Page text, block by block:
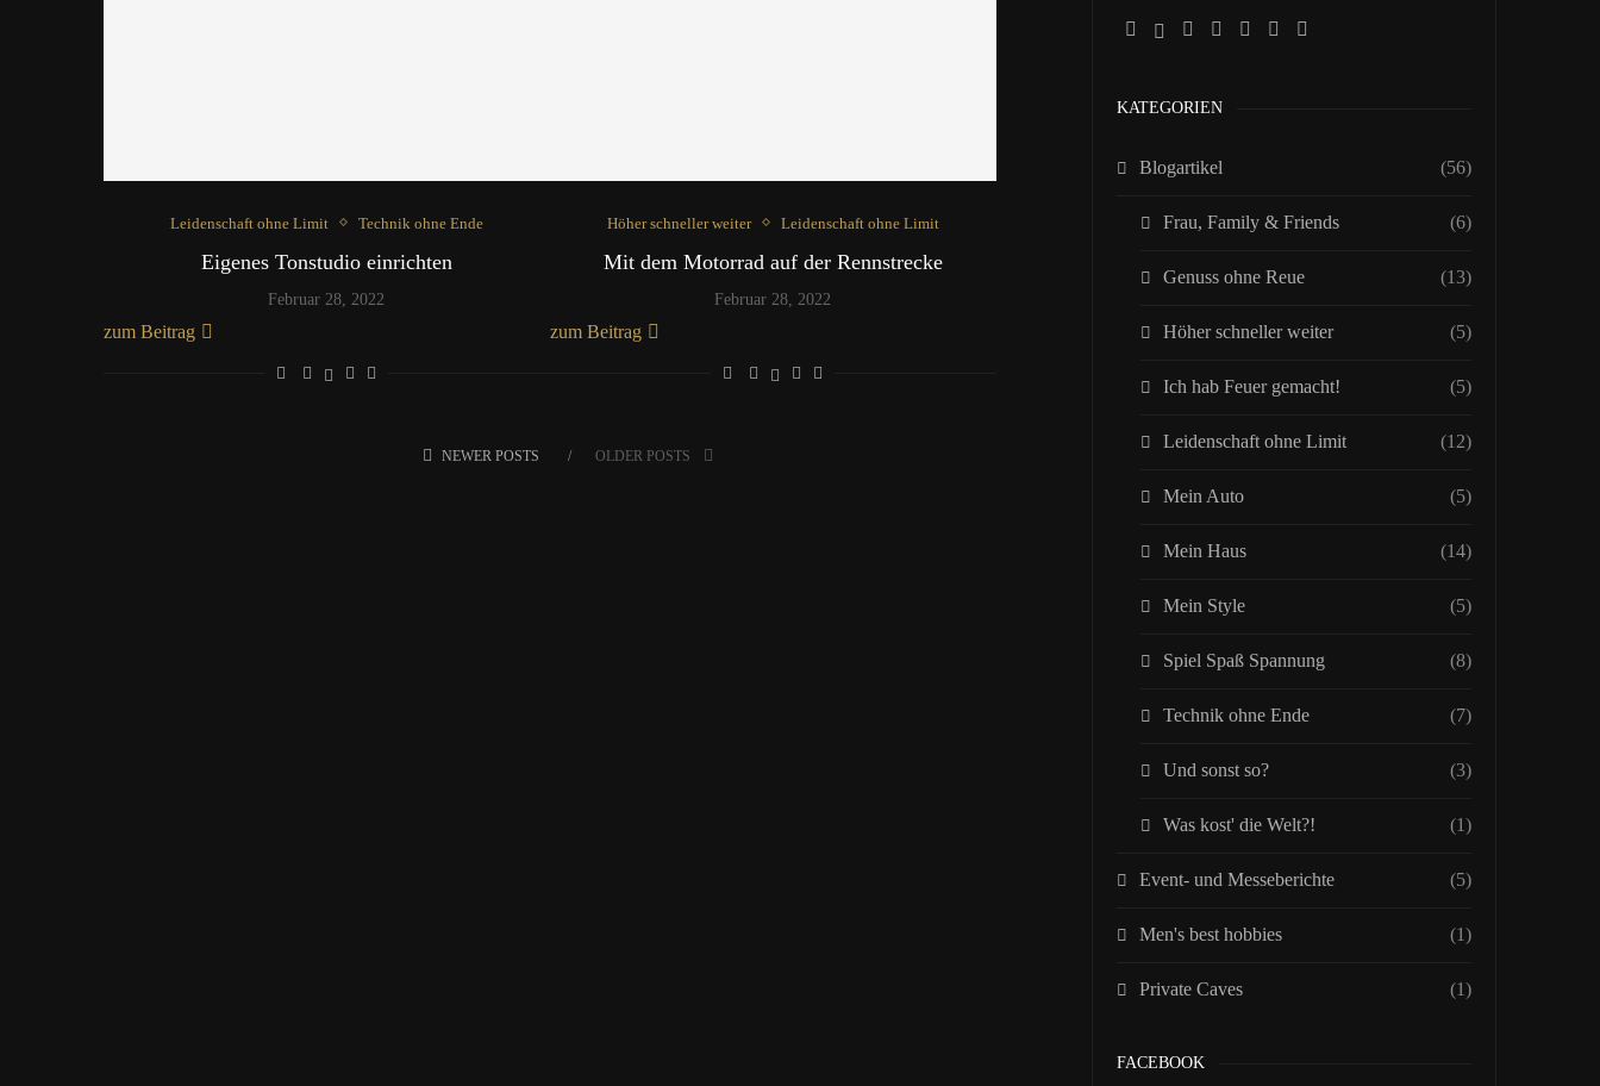
Leidenschaft ohne Limit Technik ohne Ende
Eigenes Tonstudio einrichten
Februar 28, 2022
zum Beitrag
Höher schneller weiter Leidenschaft ohne Limit
Mit dem Motorrad auf der Rennstrecke
Februar 28, 2022
zum Beitrag
NEWER POSTS OLDER POSTS
KATEGORIEN
Blogartikel (56)
Frau, Family & Friends (6)
Genuss ohne Reue (13)
Höher schneller weiter (5)
Ich hab Feuer gemacht! (5)
Leidenschaft ohne Limit (12)
Mein Auto (5)
Mein Haus (14)
Mein Style (5)
Spiel Spaß Spannung (8)
Technik ohne Ende (7)
Und sonst so? (3)
Was kost' die Welt?! (1)
Event- und Messeberichte (5)
Men's best hobbies (1)
Private Caves (1)
FACEBOOK